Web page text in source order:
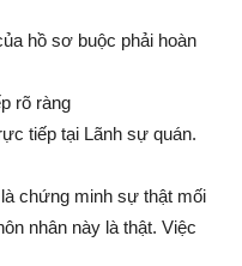
hồ sơ buộc phải hoàn
rõ ràng
tiếp tại Lãnh sự quán.
chứng minh sự thật mối
nhân này là thật. Việc